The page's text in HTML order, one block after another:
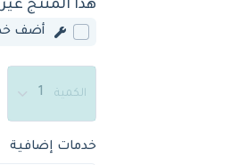
هذا المنتج
أضف
الكمية
خدمات إضافية